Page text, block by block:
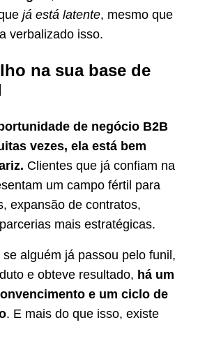
já está latente, mesmo que
verbalizado isso.
na sua base de
de negócio B2B
vezes, ela está bem
Clientes que já confiam na
um campo fértil para
expansão de contratos,
mais estratégicas.
alguém já passou pelo funil,
e obteve resultado, há um
e um ciclo de
. E mais do que isso, existe